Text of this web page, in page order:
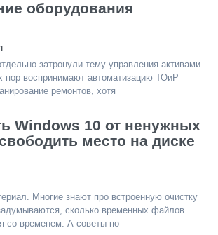
оборудования
затронули тему управления активами.
пор воспринимают автоматизацию ТОиР
ремонтов, хотя
Windows 10 от ненужных
место на диске
Многие знают про встроенную очистку
сколько временных файлов
со временем. А советы по